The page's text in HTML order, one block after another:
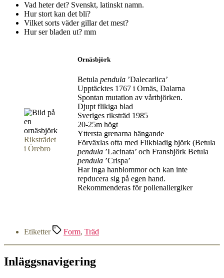
Vad heter det? Svenskt, latinskt namn.
Hur stort kan det bli?
Vilket sorts väder gillar det mest?
Hur ser bladen ut? mm
Riksträdet
i Örebro
Ornäsbjörk
Betula pendula ’Dalecarlica’
Upptäcktes 1767 i Ornäs, Dalarna
Spontan mutation av vårtbjörken.
Djupt flikiga blad
Sveriges riksträd 1985
20-25m högt
Yttersta grenarna hängande
Förväxlas ofta med Flikbladig björk (Betula
pendula ’Lacinata’ och Fransbjörk Betula
pendula ’Crispa’
Har inga hanblommor och kan inte
repducera sig på egen hand.
Rekommenderas för pollenallergiker
Etiketter Form, Träd
Inläggsnavigering